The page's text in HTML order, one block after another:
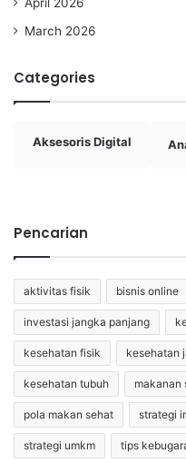
March 2026
Categories
Aksesoris Digital
Pencarian
aktivitas fisik bisnis online
investasi jangka panjang
kesehatan fisik kesehatan
kesehatan tubuh makanan
pola makan sehat strategi
strategi umkm tips